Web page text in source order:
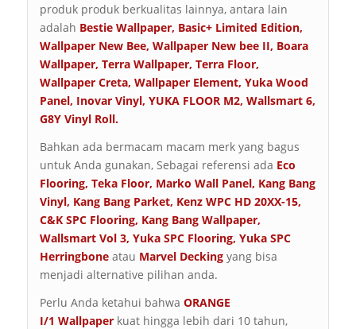
produk produk berkualitas lainnya, antara lain
adalah Bestie Wallpaper, Basic+ Limited Edition,
Wallpaper New Bee, Wallpaper New bee II, Boara
Wallpaper, Terra Wallpaper, Terra Floor,
Wallpaper Creta, Wallpaper Element, Yuka Wood
Panel, Inovar Vinyl, YUKA FLOOR M2, Wallsmart 6,
G8Y Vinyl Roll.
Bahkan ada bermacam macam merk yang bagus
untuk Anda gunakan, Sebagai referensi ada Eco
Flooring, Teka Floor, Marko Wall Panel, Kang Bang
Vinyl, Kang Bang Parket, Kenz WPC HD 20XX-15,
C&K SPC Flooring, Kang Bang Wallpaper,
Wallsmart Vol 3, Yuka SPC Flooring, Yuka SPC
Herringbone atau Marvel Decking yang bisa
menjadi alternative pilihan anda.
Perlu Anda ketahui bahwa ORANGE
I/1 Wallpaper kuat hingga lebih dari 10 tahun,